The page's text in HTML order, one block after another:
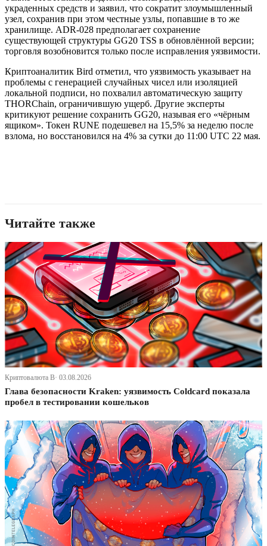
украденных средств и заявил, что сократит злоумышленный
узел, сохранив при этом честные узлы, попавшие в то же
хранилище. ADR-028 предполагает сохранение
существующей структуры GG20 TSS в обновлённой версии;
торговля возобновится только после исправления уязвимости.
Криптоаналитик Bird отметил, что уязвимость указывает на
проблемы с генерацией случайных чисел или изоляцией
локальной подписи, но похвалил автоматическую защиту
THORChain, ограничившую ущерб. Другие эксперты
критикуют решение сохранить GG20, называя его «чёрным
ящиком». Токен RUNE подешевел на 15,5% за неделю после
взлома, но восстановился на 4% за сутки до 11:00 UTC 22 мая.
Читайте также
Криптовалюта В· 03.08.2026
Глава безопасности Kraken: уязвимость Coldcard показала
пробел в тестировании кошельков